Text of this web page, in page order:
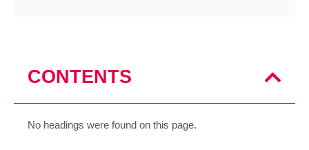
CONTENTS
No headings were found on this page.